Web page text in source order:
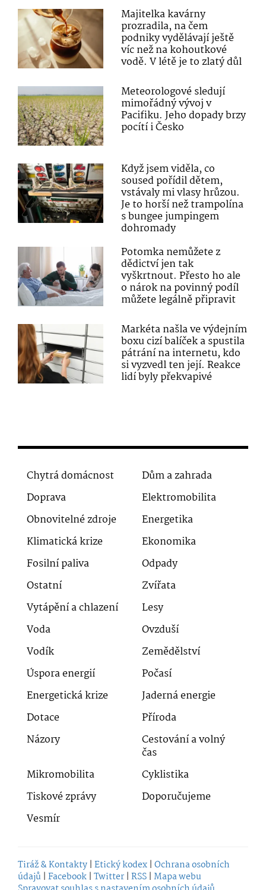
Majitelka kavárny
prozradila, na čem
podniky vydělávají ještě
víc než na kohoutkové
vodě. V létě je to zlatý důl
Meteorologové sledují
mimořádný vývoj v
Pacifiku. Jeho dopady brzy
pocítí i Česko
Když jsem viděla, co
soused pořídil dětem,
vstávaly mi vlasy hrůzou.
Je to horší než trampolína
s bungee jumpingem
dohromady
Potomka nemůžete z
dědictví jen tak
vyškrtnout. Přesto ho ale
o nárok na povinný podíl
můžete legálně připravit
Markéta našla ve výdejním
boxu cizí balíček a spustila
pátrání na internetu, kdo
si vyzvedl ten její. Reakce
lidí byly překvapivé
Chytrá domácnost
Dům a zahrada
Doprava
Elektromobilita
Obnovitelné zdroje
Energetika
Klimatická krize
Ekonomika
Fosilní paliva
Odpady
Ostatní
Zvířata
Vytápění a chlazení
Lesy
Voda
Ovzduší
Vodík
Zemědělství
Úspora energií
Počasí
Energetická krize
Jaderná energie
Dotace
Příroda
Názory
Cestování a volný
čas
Mikromobilita
Cyklistika
Tiskové zprávy
Doporučujeme
Vesmír
Tiráž & Kontakty | Etický kodex | Ochrana osobních
údajů | Facebook | Twitter | RSS | Mapa webu